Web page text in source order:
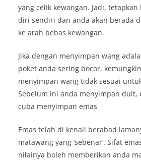
yang celik kewangan. Jadi,
diri sendiri dan anda akan berada
ke arah bebas kewangan.
Jika dengan menyimpan wang
poket anda sering bocor,
menyimpan wang tidak sesuai
Sebelum ini anda menyimpan duit,
cuba menyimpan emas
Emas telah di kenali berabad
matawang yang ‘sebenar’. Sifat
nilainya boleh memberikan anda